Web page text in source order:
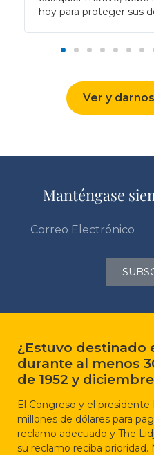
hoy para proteger sus
Ver y
Manténgase
¿Estuvo destinado
durante al menos
de 1952 y
El Congreso y el
millones de dólares para
reclamo adecuado y The
su reclamo reciba prioridad.